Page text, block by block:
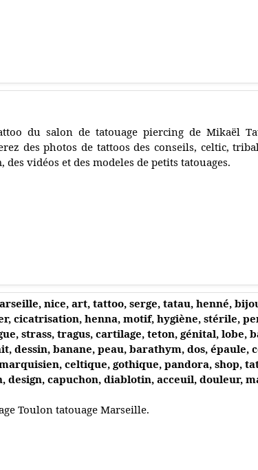
du salon de tatouage piercing de Mikaël
des photos de tattoos des conseils, celtic,
des vidéos et des modeles de petits tatouages.
nice, art, tattoo, serge, tatau, henné,
cicatrisation, henna, motif, hygiène, stérile,
strass, tragus, cartilage, teton, génital, lobe,
dessin, banane, peau, barathym, dos, épaule,
celtique, gothique, pandora, shop,
design, capuchon, diablotin, acceuil, douleur,
Toulon tatouage Marseille.